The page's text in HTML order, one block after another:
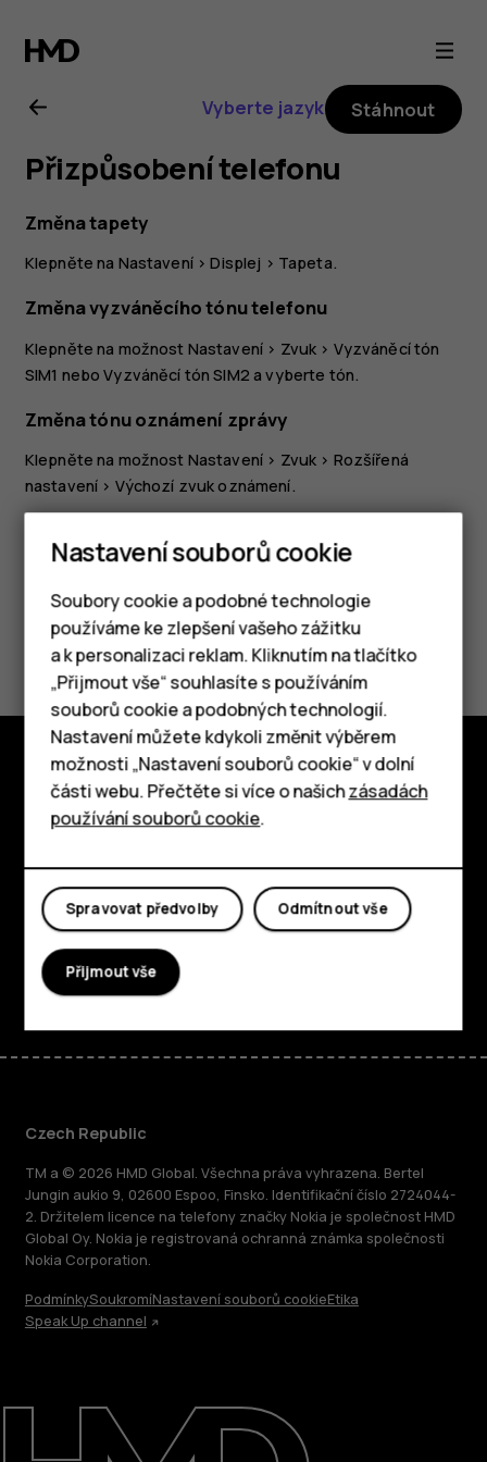
Uživatelská
příručka
k telefonu
Nokia
1.3
Chytré telefony
Tlačítkové telefony
Tablety
O nás
Oprava, opětovné použití, recyklace
Vyberte jazyk Stáhnout
Přizpůsobení telefonu
Změna tapety
Klepněte na Nastavení>Displej > Tapeta.
Změna vyzváněcího tónu telefonu
Klepněte na možnost Nastavení > Zvuk > Vyzváněcí tón
SIM1 neboVyzváněcí tón SIM2 a vyberte tón.
Změna tónu oznámení zprávy
Klepněte na možnost Nastavení > Zvuk > Rozšířená
nastavení > Výchozí zvuk oznámení.
Pomohlo vám to?
Ano Ne
Prozkoumat
Planet and people
Podpora
FacebookInstagram
Tiktok
Czech Republic
TM a © 2026 HMD Global. Všechna práva vyhrazena. Bertel
Jungin aukio 9, 02600 Espoo, Finsko. Identifikační číslo 2724044-
2. Držitelem licence na telefony značky Nokia je společnost HMD
Global Oy. Nokia je registrovaná ochranná známka společnosti
Nokia Corporation.
PodmínkySoukromíNastavení souborů cookieEtika
Speak Up channel
Nastavení souborů cookie
Soubory cookie a podobné technologie
používáme ke zlepšení vašeho zážitku
a k personalizaci reklam. Kliknutím na tlačítko
„Přijmout vše“ souhlasíte s používáním
souborů cookie a podobných technologií.
Nastavení můžete kdykoli změnit výběrem
možnosti „Nastavení souborů cookie“ v dolní
části webu. Přečtěte si více o našichzásadách
používání souborů cookie.
Odmítnout vše
Spravovat předvolby
Přijmout vše